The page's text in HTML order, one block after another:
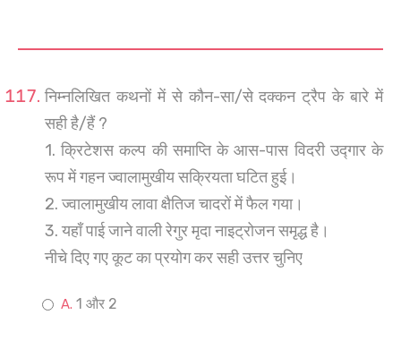
निम्नलिखित कथनों में से कौन-सा/से दक्कन ट्रैप के बारे में
सही है/हैं ?
1. क्रिटेशस कल्प की समाप्ति के आस-पास विदरी उद्गार के
रूप में गहन ज्वालामुखीय सक्रियता घटित हुई।
2. ज्वालामुखीय लावा क्षैतिज चादरों में फैल गया।
3. यहाँ पाई जाने वाली रेगुर मृदा नाइट्रोजन समृद्ध है।
नीचे दिए गए कूट का प्रयोग कर सही उत्तर चुनिए
1 और 2